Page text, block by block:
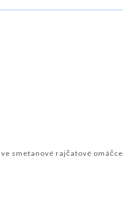
smetanové rajčatové omáčce